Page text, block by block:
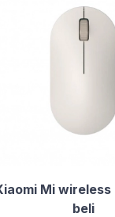
Mi wireless
beli